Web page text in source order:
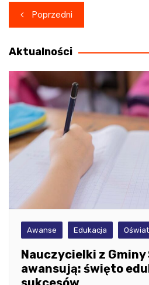
Nawigacja
wpisu
Poprzedni
Aktualności
Awanse Edukacja
Nauczycielki z
awansują: święto